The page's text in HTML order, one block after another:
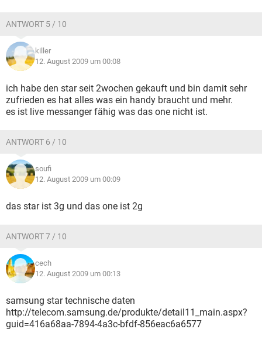
ANTWORT 5 / 10
killer
12. August 2009 um 00:08
ich habe den star seit 2wochen gekauft und bin damit sehr
zufrieden es hat alles was ein handy braucht und mehr.
es ist live messanger fähig was das one nicht ist.
ANTWORT 6 / 10
soufi
12. August 2009 um 00:09
das star ist 3g und das one ist 2g
ANTWORT 7 / 10
cech
12. August 2009 um 00:13
samsung star technische daten
http://telecom.samsung.de/produkte/detail11_main.aspx?
guid=416a68aa-7894-4a3c-bfdf-856eac6a6577